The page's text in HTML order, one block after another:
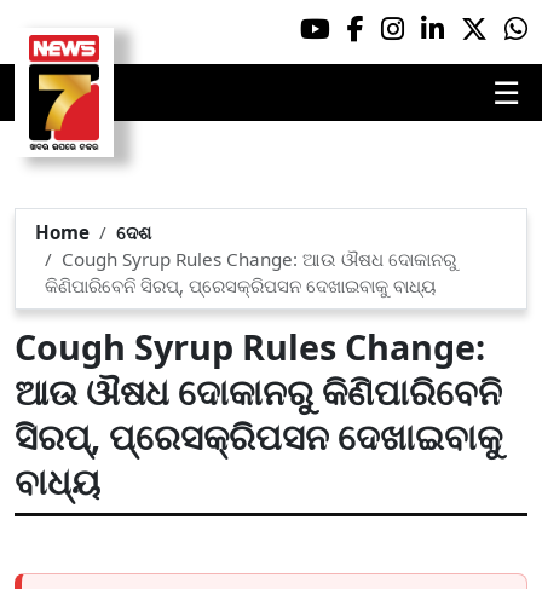
☰
Home
ଦେଶ
Cough Syrup Rules Change: ଆଉ ଔଷଧ ଦୋକାନରୁ
କିଣିପାରିବେନି ସିରପ୍, ପ୍ରେସକ୍ରିପସନ ଦେଖାଇବାକୁ ବାଧ୍ୟ
Cough Syrup Rules Change:
ଆଉ ଔଷଧ ଦୋକାନରୁ କିଣିପାରିବେନି
ସିରପ୍, ପ୍ରେସକ୍ରିପସନ ଦେଖାଇବାକୁ
ବାଧ୍ୟ